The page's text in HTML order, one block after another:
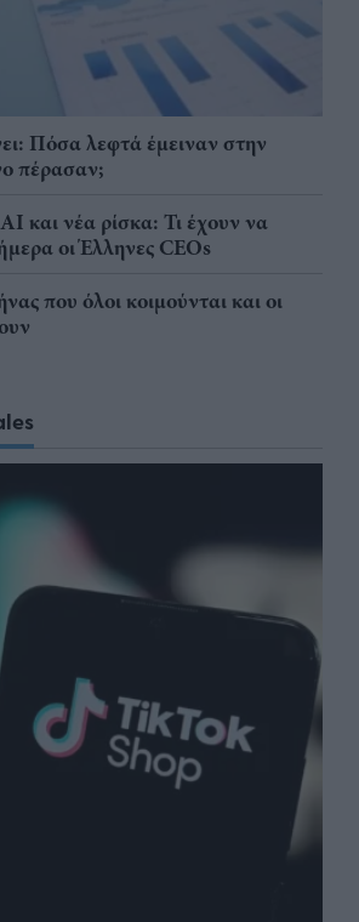
Πόσα λεφτά έμειναν στην
πέρασαν;
και νέα ρίσκα: Τι έχουν να
οι Έλληνες CEOs
που όλοι κοιμούνται και οι